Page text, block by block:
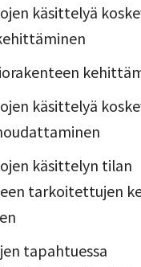
käsittelyä
käsittelyä
käsittelyn tilan
tarkoitettujen
tapahtuessa